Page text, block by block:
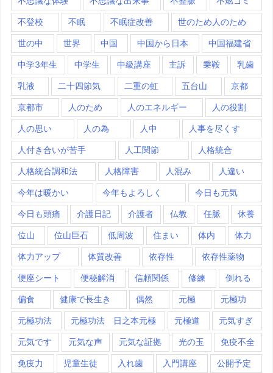
不登校 不眠 不眠症改善 世のため人のため
世の中 世界 中国 中国から日本 中国福建省
中学3年生 中学生 中級講座 主訴 乗鞍 乳歯
乳液 二十四節気 二重の虹 五台山 京都
京都市 人のため 人のエネルギー 人の役割
人の思い 人の為 人中 人事を尽くす
人付き合いが苦手 人工関節 人格統合
人格統合調和法 人格障害 人混み 人違い
今年は暖かい 今年もよろしく 今日も元気
今日も頭痛 介護日記 介護者 仏教 任脈 休養
位山 位山巨石 低周波 住まい 体内 体力
体力アップ 体質改善 依存性 依存性薬物
便座シート 便秘解消 信頼関係 修練 倒れる
偏食 健康で長生き 偶然 元極 元極功
元極功法 元極功法 日之本元極 元極道 元気すぎ
元気です 元気な声 元気な証拠 光の玉 免疫不全
免疫力 児童生徒 入れ歯 入門講座 公開予定